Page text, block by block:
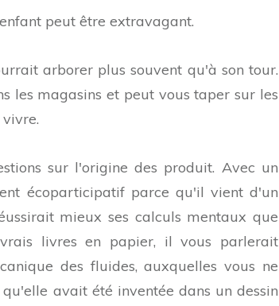
peut être extravagant.
arborer plus souvent qu'à son tour.
les magasins et peut vous taper sur les
sur l'origine des produit. Avec un
écoparticipatif parce qu'il vient d'un
mieux ses calculs mentaux que
livres en papier, il vous parlerait
des fluides, auxquelles vous ne
avait été inventée dans un dessin